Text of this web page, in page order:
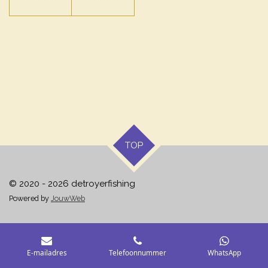
TOP
© 2020 - 2026 detroyerfishing
Powered by JouwWeb
E-mailadres Telefoonnummer WhatsApp